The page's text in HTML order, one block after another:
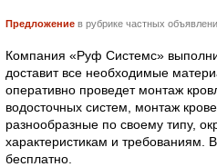
Предложение в рубрике частных
Компания «Руф Системс»
доставит все необходимые
оперативно проведет монтаж
водосточных систем, монтаж
разнообразные по своему типу,
характеристикам и
бесплатно.